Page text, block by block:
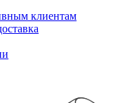
клиентам